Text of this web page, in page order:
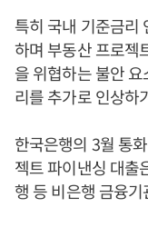
특히 국내 기준금리
하며 부동산 프로젝
을 위협하는 불안
리를 추가로 인상하
한국은행의 3월 통
젝트 파이낸싱 대출
행 등 비은행 금융